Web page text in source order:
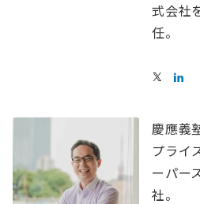
式会社
任。
慶應義
プライ
ーパー
社。